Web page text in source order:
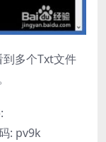
多个Txt文件
: pv9k